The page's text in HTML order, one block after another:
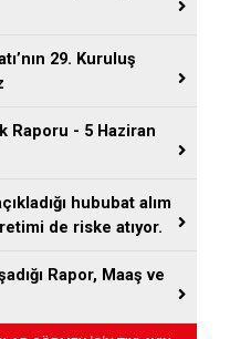
29. Kuruluş
Raporu - 5 Haziran
hububat alım
de riske atıyor.
Rapor, Maaş ve